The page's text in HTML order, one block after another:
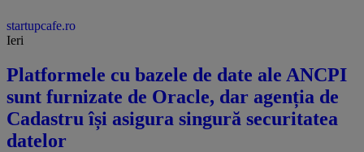
startupcafe.ro
Ieri
Platformele cu bazele de date ale ANCPI
sunt furnizate de Oracle, dar agenția de
Cadastru își asigura singură securitatea
datelor